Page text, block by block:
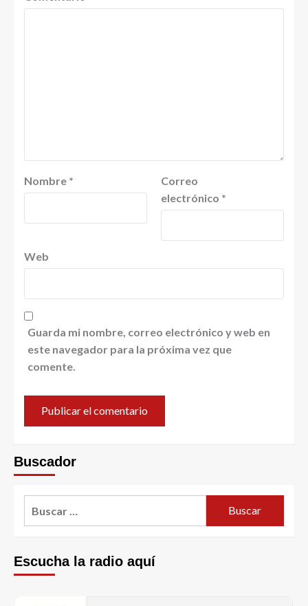
Nombre *
Correo
electrónico *
Web
Guarda mi nombre, correo electrónico y web en
este navegador para la próxima vez que
comente.
Buscador
Escucha la radio aquí